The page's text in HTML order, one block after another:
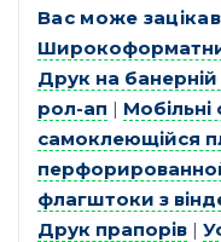
Вас може
Друк на банерній
рол-ап |
самоклеющійся
флагштоки з
Друк прапорів |